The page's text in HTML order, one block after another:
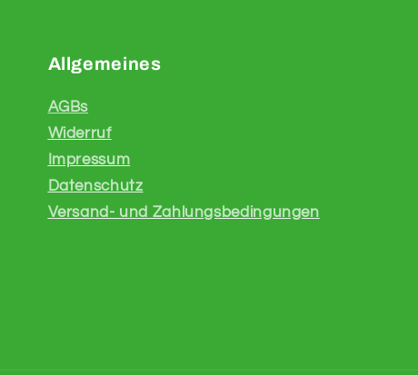
Allgemeines
AGBs
Widerruf
Impressum
Datenschutz
Versand- und Zahlungsbedingungen